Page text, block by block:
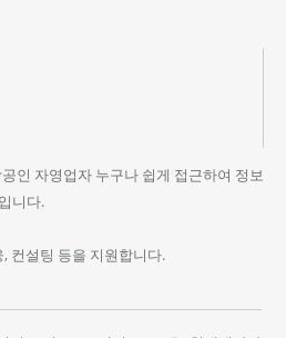
인 자영업자 누구나 쉽게 접근하여 정보
니다.
컨설팅 등을 지원합니다.